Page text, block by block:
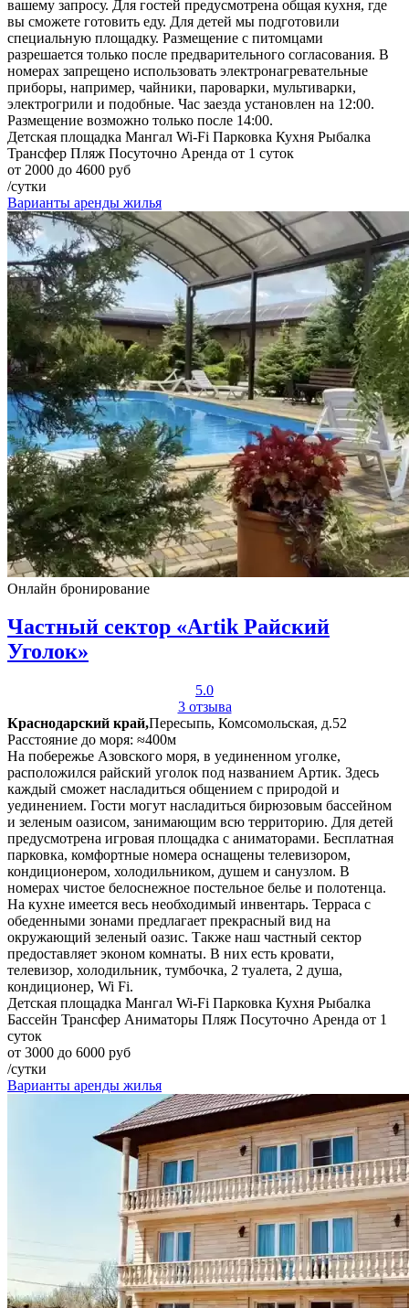
вашему запросу. Для гостей предусмотрена общая кухня, где
вы сможете готовить еду. Для детей мы подготовили
специальную площадку. Размещение с питомцами
разрешается только после предварительного согласования. В
номерах запрещено использовать электронагревательные
приборы, например, чайники, пароварки, мультиварки,
электрогрили и подобные. Час заезда установлен на 12:00.
Размещение возможно только после 14:00.
Детская площадка Мангал Wi-Fi Парковка Кухня Рыбалка
Трансфер Пляж Посуточно Аренда от 1 суток
от 2000 до 4600 руб
/сутки
Варианты аренды жилья
Онлайн бронирование
Частный сектор «Artik Райский
Уголок»
5.0
3 отзыва
Краснодарский край,Пересыпь, Комсомольская, д.52
Расстояние до моря: ≈400м
На побережье Азовского моря, в уединенном уголке,
расположился райский уголок под названием Артик. Здесь
каждый сможет насладиться общением с природой и
уединением. Гости могут насладиться бирюзовым бассейном
и зеленым оазисом, занимающим всю территорию. Для детей
предусмотрена игровая площадка с аниматорами. Бесплатная
парковка, комфортные номера оснащены телевизором,
кондиционером, холодильником, душем и санузлом. В
номерах чистое белоснежное постельное белье и полотенца.
На кухне имеется весь необходимый инвентарь. Терраса с
обеденными зонами предлагает прекрасный вид на
окружающий зеленый оазис. Также наш частный сектор
предоставляет эконом комнаты. В них есть кровати,
телевизор, холодильник, тумбочка, 2 туалета, 2 душа,
кондиционер, Wi Fi.
Детская площадка Мангал Wi-Fi Парковка Кухня Рыбалка
Бассейн Трансфер Аниматоры Пляж Посуточно Аренда от 1
суток
от 3000 до 6000 руб
/сутки
Варианты аренды жилья